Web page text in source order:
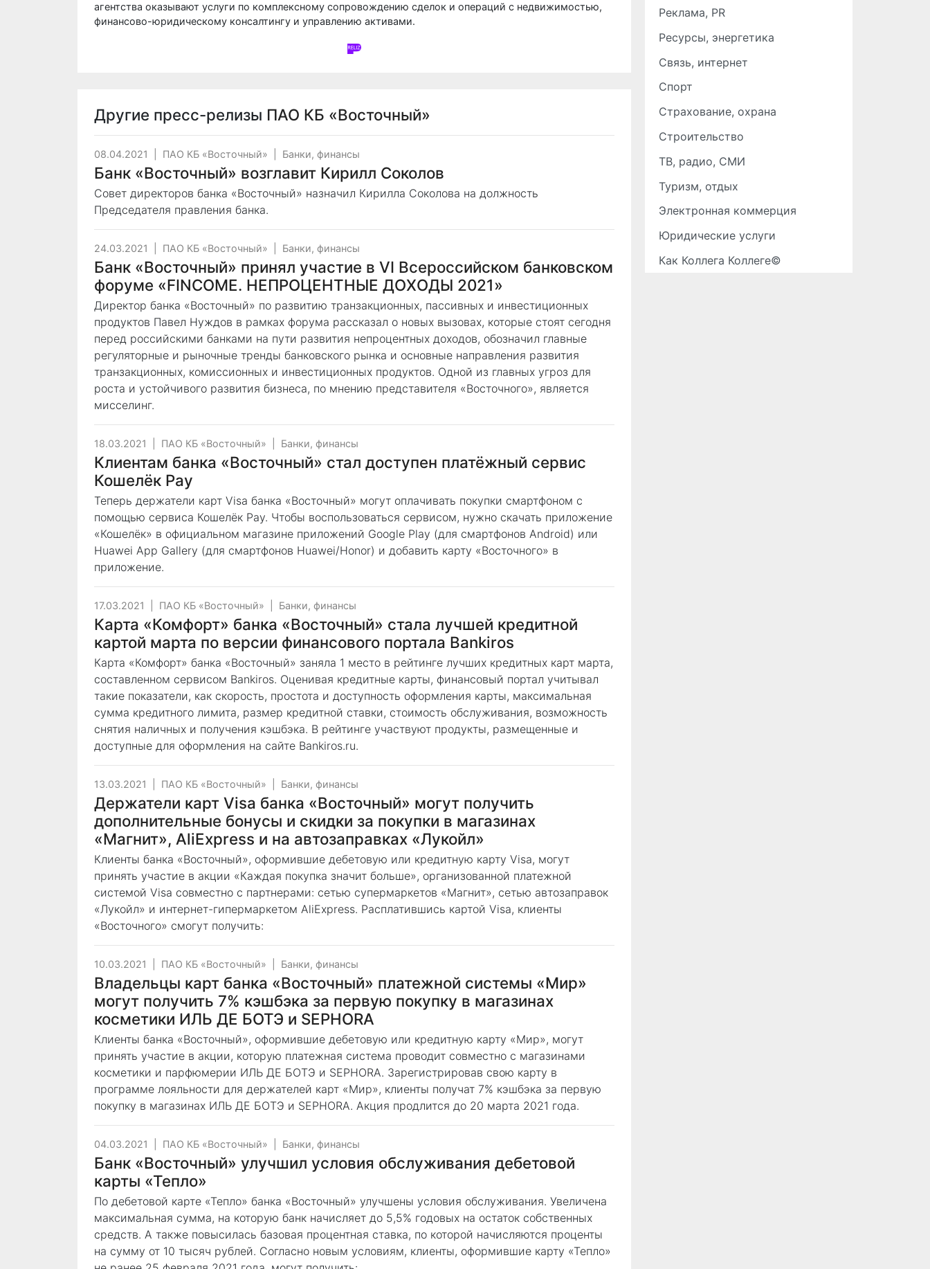
агентства оказывают услуги по комплексному сопровождению сделок и операций с недвижимостью,
финансово-юридическому консалтингу и управлению активами.
Другие пресс-релизы ПАО КБ «Восточный»
08.04.2021 ПАО КБ «Восточный» Банки, финансы
Банк «Восточный» возглавит Кирилл Соколов
Совет директоров банка «Восточный» назначил Кирилла Соколова на должность
Председателя правления банка.
24.03.2021 ПАО КБ «Восточный» Банки, финансы
Банк «Восточный» принял участие в VI Всероссийском банковском
форуме «FINCOME. НЕПРОЦЕНТНЫЕ ДОХОДЫ 2021»
Директор банка «Восточный» по развитию транзакционных, пассивных и инвестиционных
продуктов Павел Нуждов в рамках форума рассказал о новых вызовах, которые стоят сегодня
перед российскими банками на пути развития непроцентных доходов, обозначил главные
регуляторные и рыночные тренды банковского рынка и основные направления развития
транзакционных, комиссионных и инвестиционных продуктов. Одной из главных угроз для
роста и устойчивого развития бизнеса, по мнению представителя «Восточного», является
мисселинг.
18.03.2021 ПАО КБ «Восточный» Банки, финансы
Клиентам банка «Восточный» стал доступен платёжный сервис
Кошелёк Pay
Теперь держатели карт Visa банка «Восточный» могут оплачивать покупки смартфоном с
помощью сервиса Кошелёк Pay. Чтобы воспользоваться сервисом, нужно скачать приложение
«Кошелёк» в официальном магазине приложений Google Play (для смартфонов Android) или
Huawei App Gallery (для смартфонов Huawei/Honor) и добавить карту «Восточного» в
приложение.
17.03.2021 ПАО КБ «Восточный» Банки, финансы
Карта «Комфорт» банка «Восточный» стала лучшей кредитной
картой марта по версии финансового портала Bankiros
Карта «Комфорт» банка «Восточный» заняла 1 место в рейтинге лучших кредитных карт марта,
составленном сервисом Bankiros. Оценивая кредитные карты, финансовый портал учитывал
такие показатели, как скорость, простота и доступность оформления карты, максимальная
сумма кредитного лимита, размер кредитной ставки, стоимость обслуживания, возможность
снятия наличных и получения кэшбэка. В рейтинге участвуют продукты, размещенные и
доступные для оформления на сайте Bankiros.ru.
13.03.2021 ПАО КБ «Восточный» Банки, финансы
Держатели карт Visa банка «Восточный» могут получить
дополнительные бонусы и скидки за покупки в магазинах
«Магнит», AliExpress и на автозаправках «Лукойл»
Клиенты банка «Восточный», оформившие дебетовую или кредитную карту Visa, могут
принять участие в акции «Каждая покупка значит больше», организованной платежной
системой Visa совместно с партнерами: сетью супермаркетов «Магнит», сетью автозаправок
«Лукойл» и интернет-гипермаркетом AliExpress. Расплатившись картой Visa, клиенты
«Восточного» смогут получить:
10.03.2021 ПАО КБ «Восточный» Банки, финансы
Владельцы карт банка «Восточный» платежной системы «Мир»
могут получить 7% кэшбэка за первую покупку в магазинах
косметики ИЛЬ ДЕ БОТЭ и SEPHORA
Клиенты банка «Восточный», оформившие дебетовую или кредитную карту «Мир», могут
принять участие в акции, которую платежная система проводит совместно с магазинами
косметики и парфюмерии ИЛЬ ДЕ БОТЭ и SEPHORA. Зарегистрировав свою карту в
программе лояльности для держателей карт «Мир», клиенты получат 7% кэшбэка за первую
покупку в магазинах ИЛЬ ДЕ БОТЭ и SEPHORA. Акция продлится до 20 марта 2021 года.
04.03.2021 ПАО КБ «Восточный» Банки, финансы
Банк «Восточный» улучшил условия обслуживания дебетовой
карты «Тепло»
По дебетовой карте «Тепло» банка «Восточный» улучшены условия обслуживания. Увеличена
максимальная сумма, на которую банк начисляет до 5,5% годовых на остаток собственных
средств. А также повысилась базовая процентная ставка, по которой начисляются проценты
на сумму от 10 тысяч рублей. Согласно новым условиям, клиенты, оформившие карту «Тепло»
Реклама, PR
Ресурсы, энергетика
Связь, интернет
Спорт
Страхование, охрана
Строительство
ТВ, радио, СМИ
Туризм, отдых
Электронная коммерция
Юридические услуги
Как Коллега Коллеге©